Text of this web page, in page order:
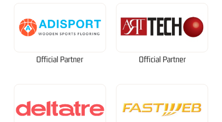
Official Partner Official Partner